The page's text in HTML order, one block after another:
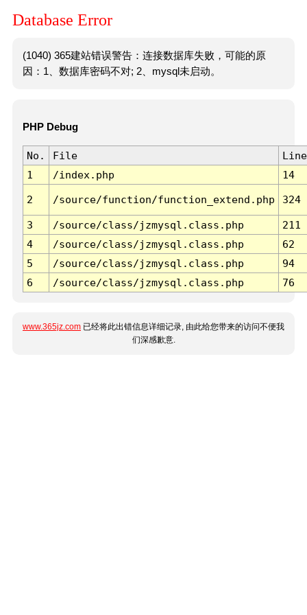
Database Error
(1040) 365建站错误警告：连接数据库失败，可能的原
因：1、数据库密码不对; 2、mysql未启动。
PHP Debug
No. File
Line
1
/index.php 14
2 /source/function/function_extend.php 324
3 /source/class/jzmysql.class.php
211
4
/source/class/jzmysql.class.php
62
5
/source/class/jzmysql.class.php
94
6
/source/class/jzmysql.class.php 76
www.365jz.com 已经将此出错信息详细记录, 由此给您带来的访问不便我
们深感歉意.